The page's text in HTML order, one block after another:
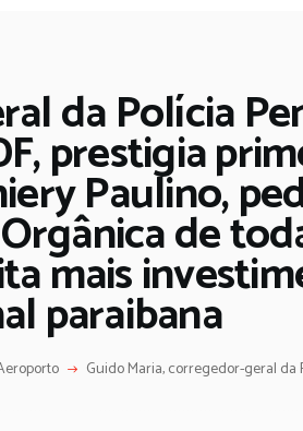
da Polícia
prestigia
Paulino,
de
mais
paraibana
Guido Maria, corregedor-geral da